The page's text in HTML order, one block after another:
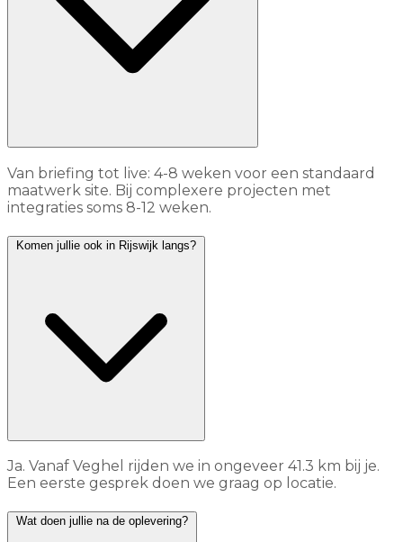
Van briefing tot live: 4-8 weken voor een standaard
maatwerk site. Bij complexere projecten met
integraties soms 8-12 weken.
Komen jullie ook in Rijswijk langs?
Ja. Vanaf Veghel rijden we in ongeveer 41.3 km bij je.
Een eerste gesprek doen we graag op locatie.
Wat doen jullie na de oplevering?